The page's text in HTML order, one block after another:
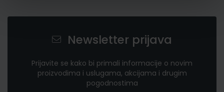
Newsletter prijava
Prijavite se kako bi primali informacije o novim
proizvodima i uslugama, akcijama i drugim
pogodnostima